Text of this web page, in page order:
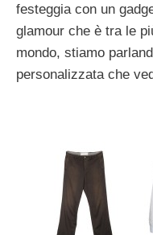
festeggia con un
glamour che è tra le
mondo, stiamo
personalizzata che